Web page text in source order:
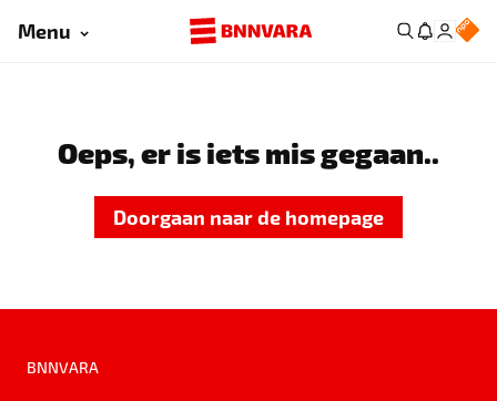
Menu
Oeps, er is iets mis gegaan..
Doorgaan naar de homepage
BNNVARA